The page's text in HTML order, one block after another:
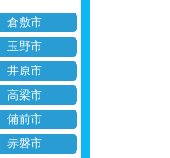
倉敷市
玉野市
井原市
高梁市
備前市
赤磐市